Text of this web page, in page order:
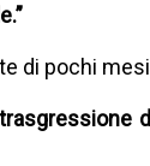
di pochi